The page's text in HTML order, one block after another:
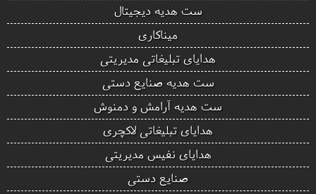
ست هدیه دیجیتال
میناکاری
هدایای تبلیغاتی مدیریتی
ست هدیه صنایع دستی
ست هدیه آرامش و دمنوش
هدایای تبلیغاتی لاکچری
هدایای نفیس مدیریتی
صنایع دستی